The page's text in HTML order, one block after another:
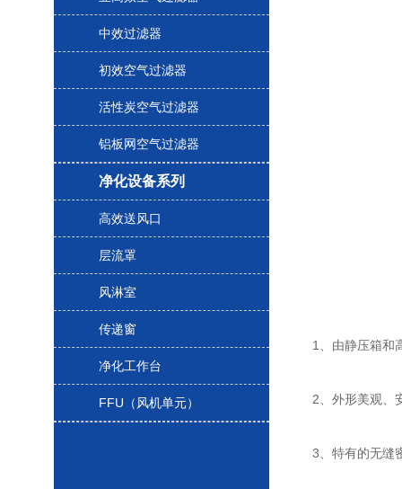
中效过滤器
初效空气过滤器
活性炭空气过滤器
铝板网空气过滤器
净化设备系列
高效送风口
层流罩
风淋室
传递窗
净化工作台
FFU（风机单元）
1、由静压箱和高
2、外形美观、安
3、特有的无缝密